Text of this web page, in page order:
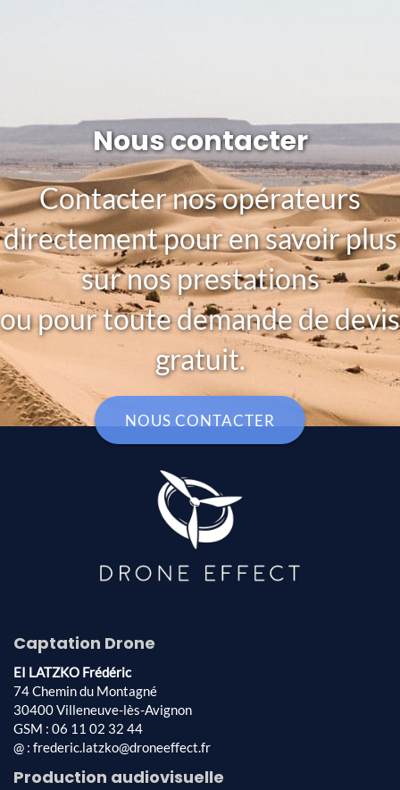
Nous contacter
Contacter nos opérateurs
directement pour en savoir plus
sur nos prestations
ou pour toute demande de devis
gratuit.
NOUS CONTACTER
Captation Drone
EI LATZKO Frédéric
74 Chemin du Montagné
30400 Villeneuve-lès-Avignon
GSM : 06 11 02 32 44
@ : frederic.latzko@droneeffect.fr
Production audiovisuelle